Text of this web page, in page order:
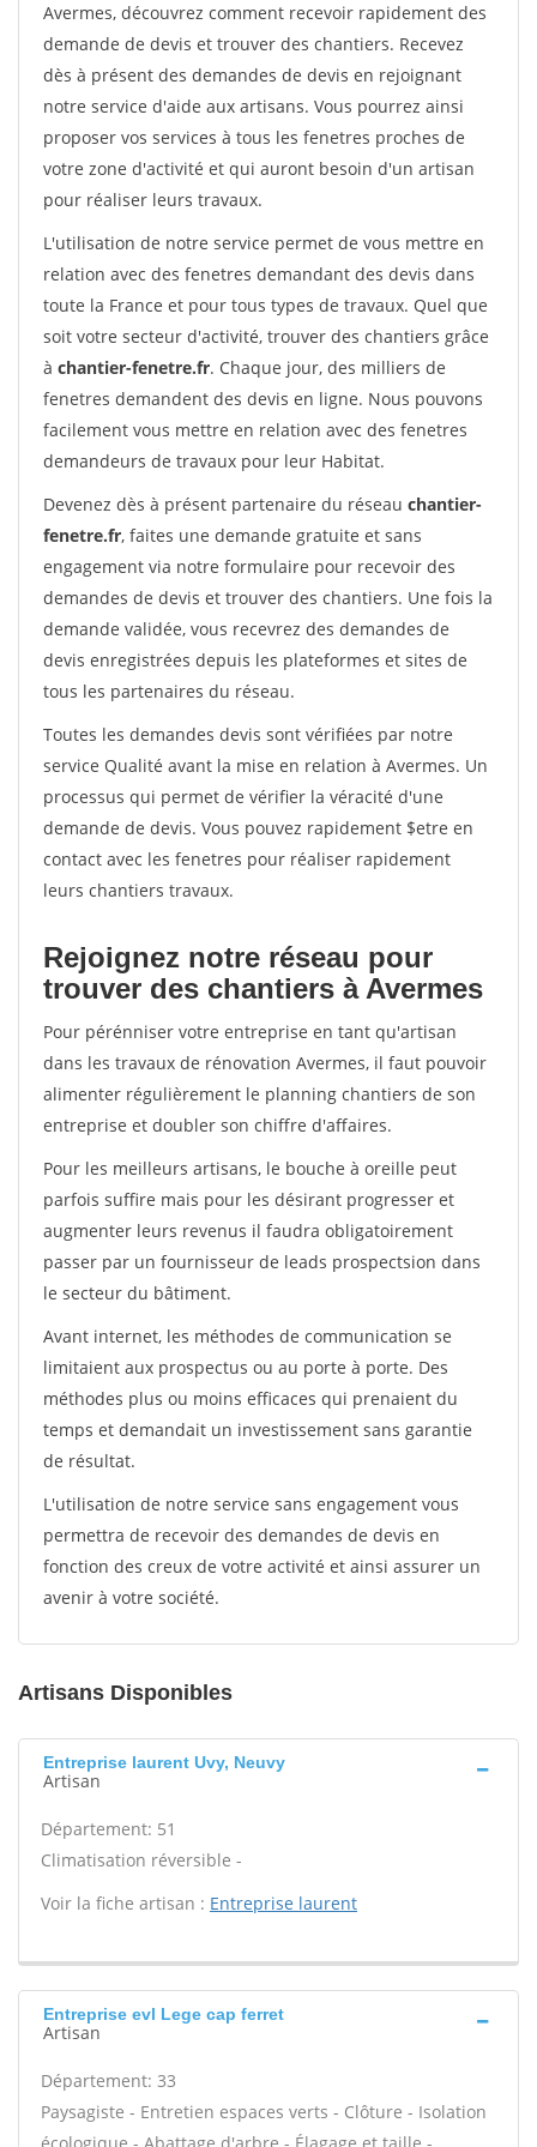
Avermes, découvrez comment recevoir rapidement des
demande de devis et trouver des chantiers. Recevez
dès à présent des demandes de devis en rejoignant
notre service d'aide aux artisans. Vous pourrez ainsi
proposer vos services à tous les fenetres proches de
votre zone d'activité et qui auront besoin d'un artisan
pour réaliser leurs travaux.
L'utilisation de notre service permet de vous mettre en
relation avec des fenetres demandant des devis dans
toute la France et pour tous types de travaux. Quel que
soit votre secteur d'activité, trouver des chantiers grâce
à chantier-fenetre.fr. Chaque jour, des milliers de
fenetres demandent des devis en ligne. Nous pouvons
facilement vous mettre en relation avec des fenetres
demandeurs de travaux pour leur Habitat.
Devenez dès à présent partenaire du réseau chantier-
fenetre.fr, faites une demande gratuite et sans
engagement via notre formulaire pour recevoir des
demandes de devis et trouver des chantiers. Une fois la
demande validée, vous recevrez des demandes de
devis enregistrées depuis les plateformes et sites de
tous les partenaires du réseau.
Toutes les demandes devis sont vérifiées par notre
service Qualité avant la mise en relation à Avermes. Un
processus qui permet de vérifier la véracité d'une
demande de devis. Vous pouvez rapidement $etre en
contact avec les fenetres pour réaliser rapidement
leurs chantiers travaux.
Rejoignez notre réseau pour
trouver des chantiers à Avermes
Pour pérénniser votre entreprise en tant qu'artisan
dans les travaux de rénovation Avermes, il faut pouvoir
alimenter régulièrement le planning chantiers de son
entreprise et doubler son chiffre d'affaires.
Pour les meilleurs artisans, le bouche à oreille peut
parfois suffire mais pour les désirant progresser et
augmenter leurs revenus il faudra obligatoirement
passer par un fournisseur de leads prospectsion dans
le secteur du bâtiment.
Avant internet, les méthodes de communication se
limitaient aux prospectus ou au porte à porte. Des
méthodes plus ou moins efficaces qui prenaient du
temps et demandait un investissement sans garantie
de résultat.
L'utilisation de notre service sans engagement vous
permettra de recevoir des demandes de devis en
fonction des creux de votre activité et ainsi assurer un
avenir à votre société.
Artisans Disponibles
Entreprise laurent Uvy, Neuvy
Artisan
Département: 51
Climatisation réversible -
Voir la fiche artisan : Entreprise laurent
Entreprise evl Lege cap ferret
Artisan
Département: 33
Paysagiste - Entretien espaces verts - Clôture - Isolation